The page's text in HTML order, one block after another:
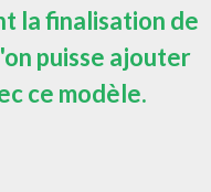
la finalisation de
puisse ajouter
ce modèle.